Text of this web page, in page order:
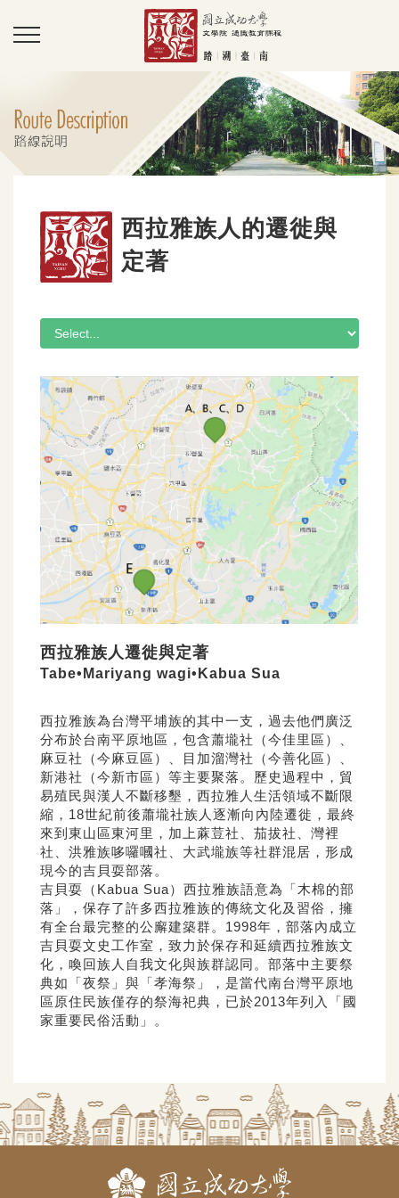
西拉雅族人的遷徙與
定著
西拉雅族人遷徙與定著
Tabe•Mariyang wagi•Kabua Sua
西拉雅族為台灣平埔族的其中一支，過去他們廣泛
分布於台南平原地區，包含蕭壠社（今佳里區）、
麻豆社（今麻豆區）、目加溜灣社（今善化區）、
新港社（今新市區）等主要聚落。歷史過程中，貿
易殖民與漢人不斷移墾，西拉雅人生活領域不斷限
縮，18世紀前後蕭壠社族人逐漸向內陸遷徙，最終
來到東山區東河里，加上蔴荳社、茄拔社、灣裡
社、洪雅族哆囉嘓社、大武壠族等社群混居，形成
現今的吉貝耍部落。
吉貝耍（Kabua Sua）西拉雅族語意為「木棉的部
落」，保存了許多西拉雅族的傳統文化及習俗，擁
有全台最完整的公廨建築群。1998年，部落內成立
吉貝耍文史工作室，致力於保存和延續西拉雅族文
化，喚回族人自我文化與族群認同。部落中主要祭
典如「夜祭」與「孝海祭」，是當代南台灣平原地
區原住民族僅存的祭海祀典，已於2013年列入「國
家重要民俗活動」。